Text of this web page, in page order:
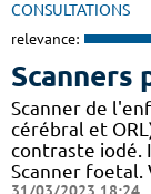
CONSULTATIONS
relevance:
Scanners
Scanner de
cérébral et
contraste iodé.
Scanner foetal.